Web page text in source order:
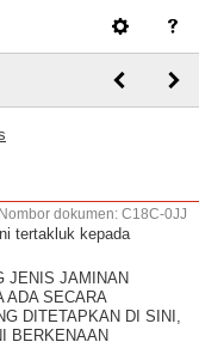
Nombor dokumen: C18C-0JJ
tertakluk kepada
JENIS JAMINAN
ADA SECARA
DITETAPKAN DI SINI,
BERKENAAN